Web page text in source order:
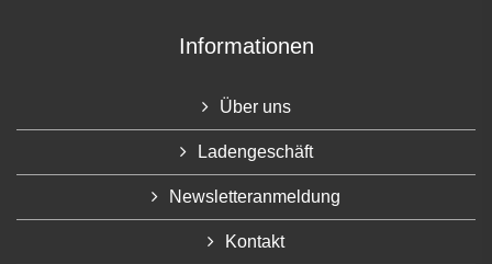
Informationen
Über uns
Ladengeschäft
Newsletteranmeldung
Kontakt